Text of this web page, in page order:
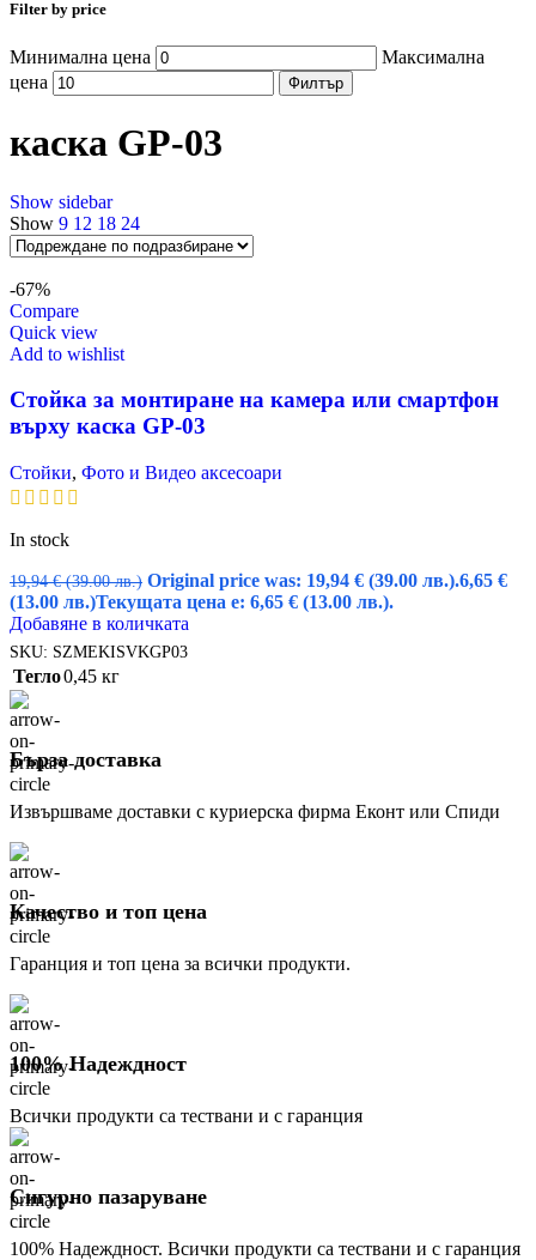
Filter by price
Минимална цена
Максимална
цена
Филтър
каска GP-03
Show sidebar
Show 9 12 18 24
-67%
Compare
Quick view
Add to wishlist
Стойка за монтиране на камера или смартфон
върху каска GP-03
Стойки, Фото и Видео аксесоари
In stock
19,94€ (39.00 лв.) Original price was: 19,94 € (39.00 лв.).6,65 €
(13.00 лв.)Текущата цена е: 6,65 € (13.00 лв.).
Добавяне в количката
SKU: SZMEKISVKGP03
Тегло0,45 кг
Бърза доставка
Извършваме доставки с куриерска фирма Еконт или Спиди
Качество и топ цена
Гаранция и топ цена за всички продукти.
100% Надеждност
Всички продукти са тествани и с гаранция
Сигурно пазаруване
100% Надеждност. Всички продукти са тествани и с гаранция